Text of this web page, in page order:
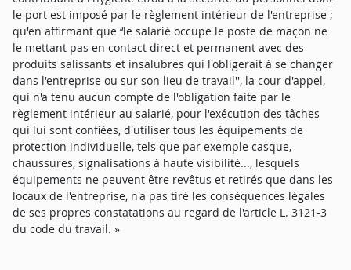
le port est imposé par le règlement intérieur de l'entreprise ;
qu'en affirmant que ‘‘le salarié occupe le poste de maçon ne
le mettant pas en contact direct et permanent avec des
produits salissants et insalubres qui l'obligerait à se changer
dans l'entreprise ou sur son lieu de travail'', la cour d'appel,
qui n'a tenu aucun compte de l'obligation faite par le
règlement intérieur au salarié, pour l'exécution des tâches
qui lui sont confiées, d'utiliser tous les équipements de
protection individuelle, tels que par exemple casque,
chaussures, signalisations à haute visibilité..., lesquels
équipements ne peuvent être revêtus et retirés que dans les
locaux de l'entreprise, n'a pas tiré les conséquences légales
de ses propres constatations au regard de l'article L. 3121-3
du code du travail. »